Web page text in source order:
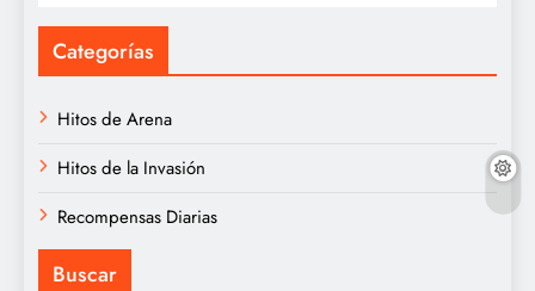
Categorías
Hitos de Arena
Hitos de la Invasión
Recompensas Diarias
Buscar